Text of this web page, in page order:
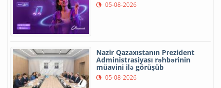
05-08-2026
Nazir Qazaxıstanın Prezident
Administrasiyası rəhbərinin
müavini ilə görüşüb
05-08-2026